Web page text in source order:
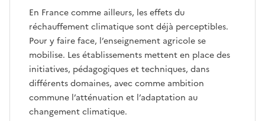
En France comme ailleurs, les effets du
réchauffement climatique sont déjà perceptibles.
Pour y faire face, l’enseignement agricole se
mobilise. Les établissements mettent en place des
initiatives, pédagogiques et techniques, dans
différents domaines, avec comme ambition
commune l’atténuation et l’adaptation au
changement climatique.